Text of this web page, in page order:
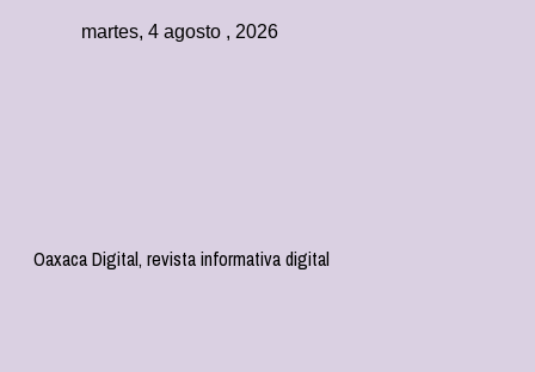
martes, 4 agosto , 2026
Oaxaca Digital, revista informativa digital